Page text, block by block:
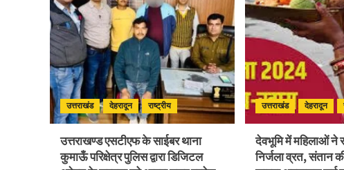
उत्तराखंड देहरादून राष्ट्रीय
उत्तराखण्ड एसटीएफ के साईबर थाना
कुमाऊँ परिक्षेत्र पुलिस द्वारा डिजिटल
उत्तराखंड देहरादून
देवभूमि में महिलाओं ने
निर्जला व्रत, संतान